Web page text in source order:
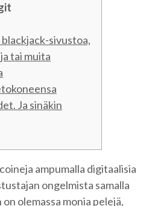
sivustoa,
tai muita
Ja sinäkin
ampumalla digitaalisia
ongelmista samalla
olemassa monia pelejä,